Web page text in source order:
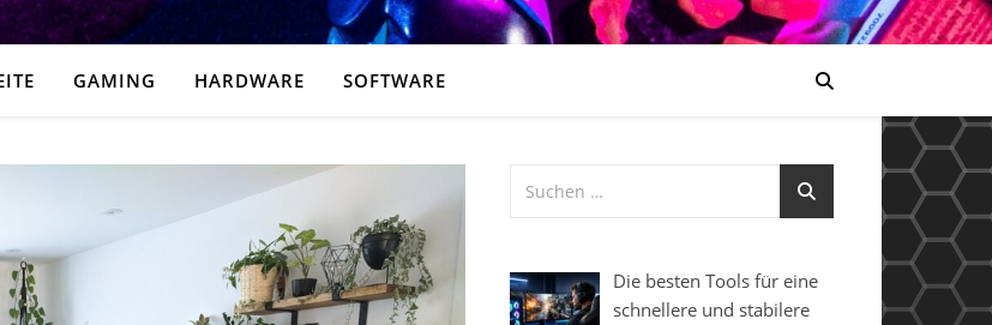
GAMING HARDWARE SOFTWARE
Die besten Tools für eine
schnellere und stabilere